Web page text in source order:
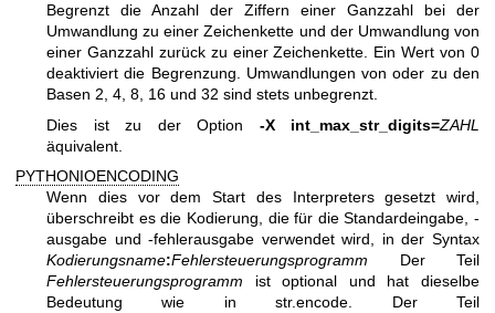
Begrenzt die Anzahl der Ziffern einer Ganzzahl bei der
Umwandlung zu einer Zeichenkette und der Umwandlung von
einer Ganzzahl zurück zu einer Zeichenkette. Ein Wert von 0
deaktiviert die Begrenzung. Umwandlungen von oder zu den
Basen 2, 4, 8, 16 und 32 sind stets unbegrenzt.
Dies ist zu der Option -X int_max_str_digits=ZAHL
äquivalent.
PYTHONIOENCODING
Wenn dies vor dem Start des Interpreters gesetzt wird,
überschreibt es die Kodierung, die für die Standardeingabe, -
ausgabe und -fehlerausgabe verwendet wird, in der Syntax
Kodierungsname:Fehlersteuerungsprogramm Der Teil
Fehlersteuerungsprogramm ist optional und hat dieselbe
Bedeutung wie in str.encode. Der Teil